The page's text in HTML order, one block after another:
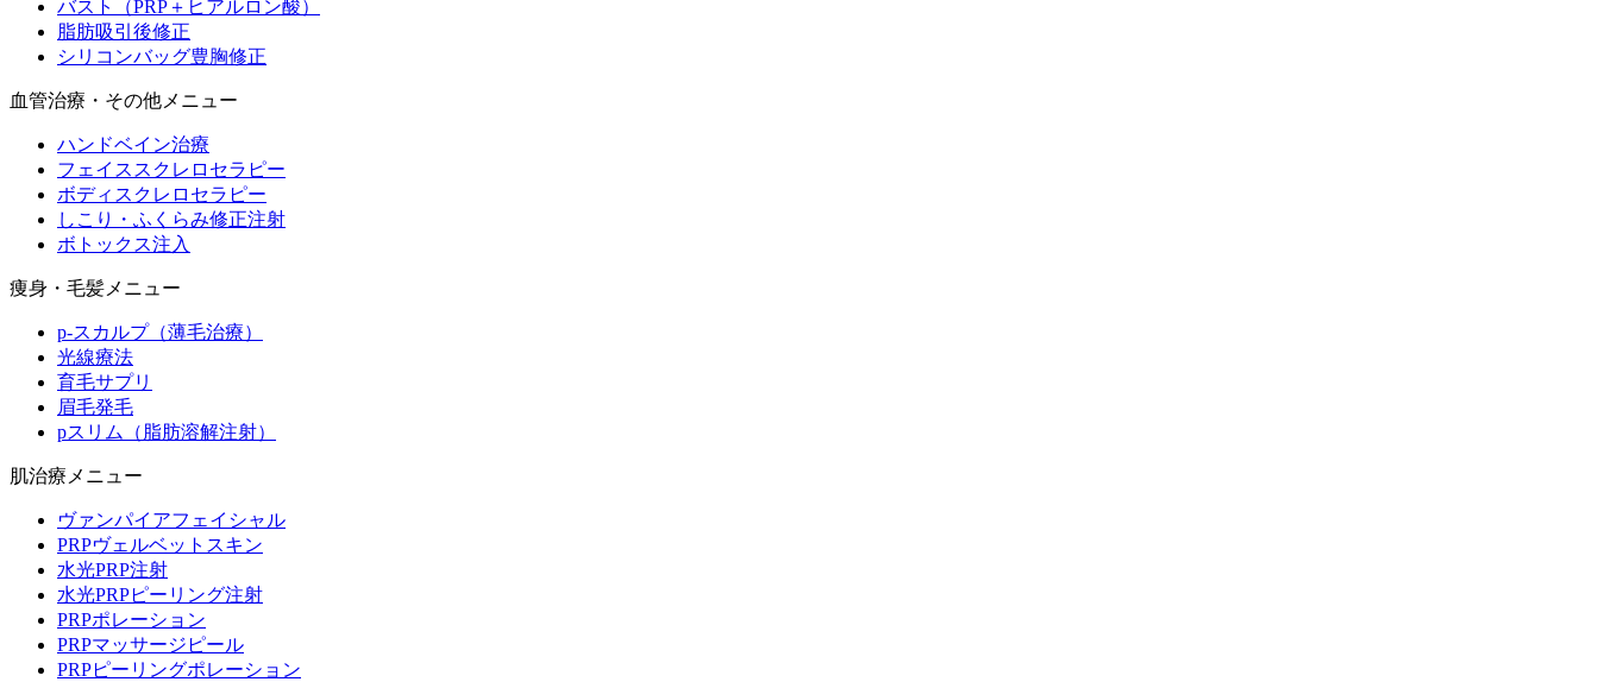
バスト（PRP＋ヒアルロン酸）
脂肪吸引後修正
シリコンバッグ豊胸修正
血管治療・その他メニュー
ハンドベイン治療
フェイススクレロセラピー
ボディスクレロセラピー
しこり・ふくらみ修正注射
ボトックス注入
痩身・毛髪メニュー
p-スカルプ（薄毛治療）
光線療法
育毛サプリ
眉毛発毛
pスリム（脂肪溶解注射）
肌治療メニュー
ヴァンパイアフェイシャル
PRPヴェルベットスキン
水光PRP注射
水光PRPピーリング注射
PRPポレーション
PRPマッサージピール
PRPピーリングポレーション